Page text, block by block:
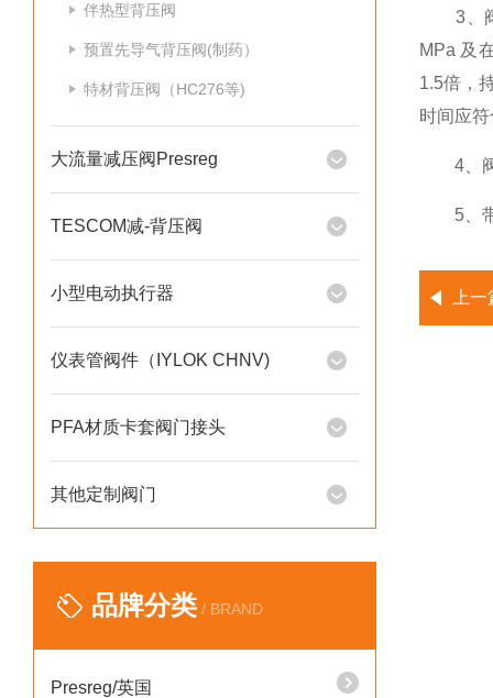
伴热型背压阀
预置先导气背压阀(制药）
特材背压阀（HC276等)
大流量减压阀Presreg
TESCOM减-背压阀
小型电动执行器
仪表管阀件（IYLOK CHNV)
PFA材质卡套阀门接头
其他定制阀门
品牌分类 / BRAND
Presreg/英国
3、阀
MPa 及
1.5倍，
时间应
4、阀
5、带
上